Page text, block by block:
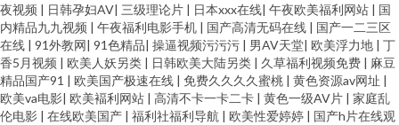
夜视频 | 日韩孕妇AV| 三级理论片 | 日本xxx在线| 午夜欧美福利网站 | 国
内精品九九视频 | 午夜福利电影手机 | 国产高清无码在线 | 国产一二三区
在线 | 91外教网| 91色精品| 操逼视频污污污 | 男AV天堂| 欧美浮力地 | 丁
香5月视频 | 欧美人妖另类 | 日韩欧美大陆另类 | 久草福利视频免费 | 麻豆
精品国产91 | 欧美国产极速在线 | 免费久久久久蜜桃 | 黄色资源av网址 |
欧美va电影| 欧美褔利网站 | 高清不卡一卡二卡 | 黄色一级AV片 | 家庭乱
伦电影 | 在线欧美国产 | 福利社福利导航 | 欧美性爱婷婷 | 国产h片在线观